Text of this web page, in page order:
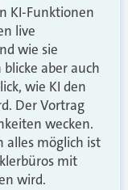
KI-Funktionen
live
wie sie
aber auch
wie KI den
Der Vortrag
wecken.
alles möglich ist
mit
wird.